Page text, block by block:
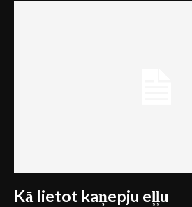
Kā lietot kaņepju eļļu